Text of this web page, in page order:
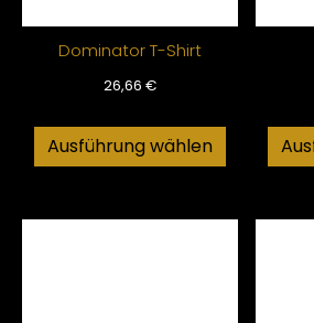
Dominator T-Shirt
26,66 €
Ausführung wählen